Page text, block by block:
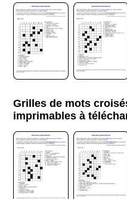
Grilles de mots
imprimables à